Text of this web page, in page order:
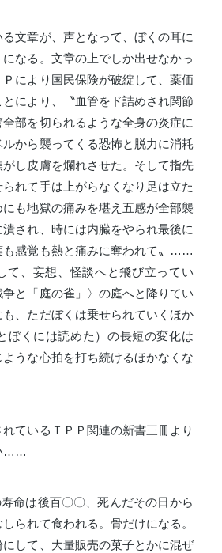
文章が、声となって、ぼくの耳に
なる。文章の上でしか出せなかっ
により国民保険が破綻して、薬価
とにより、〝血管をド詰めされ関節
部を切られるような全身の炎症に
から襲ってくる恐怖と脱力に消耗
がし皮膚を爛れさせた。そして指先
れて手は上がらなくなり足は立た
も地獄の痛みを堪え五感が全部襲
され、時には内臓をやられ最後に
も感覚も熱と痛みに奪われて〟……
て、妄想、怪談へと飛び立ってい
と「庭の雀」〉の庭へと降りてい
も、ただぼくは乗せられていくほか
ぼくには読めた）の長短の変化は
うな心拍を打ち続けるほかなくな
れているＴＰＰ関連の新書三冊より
……
命は後百〇〇、死んだその日から
られて食われる。骨だけになる。
して、大量販売の菓子とかに混ぜ